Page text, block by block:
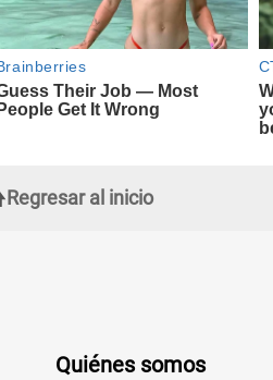
Regresar al inicio
Quiénes somos